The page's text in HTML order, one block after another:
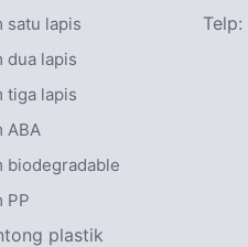
satu lapis
dua lapis
tiga lapis
ABA
biodegradable
PP
plastik